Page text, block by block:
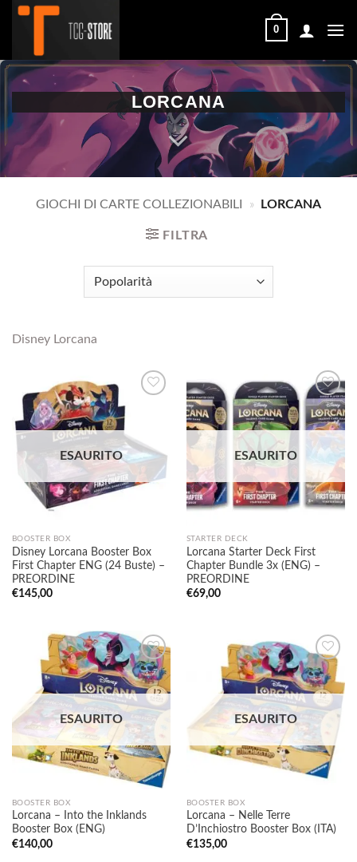
Salta
0
LORCANA
GIOCHI DI CARTE COLLEZIONABILI » LORCANA
FILTRA
Disney Lorcana
Aggiungi
alla lista
dei
desideri
ESAURITO
BOOSTER BOX
Disney Lorcana Booster Box
First Chapter ENG (24 Buste) –
PREORDINE
€145,00
Aggiungi
desideri
ESAURITO
STARTER DECK
Lorcana Starter Deck First
Chapter Bundle 3x (ENG) –
PREORDINE
€69,00
Aggiungi
alla lista
dei
desideri
ESAURITO
BOOSTER BOX
Lorcana – Into the Inklands
Booster Box (ENG)
€140,00
Aggiungi
alla lista
dei
desideri
ESAURITO
BOOSTER BOX
Lorcana – Nelle Terre
D’Inchiostro Booster Box (ITA)
€135,00